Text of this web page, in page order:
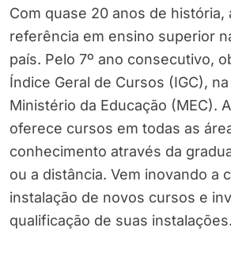
Com quase 20 anos de história,
referência em ensino superior
país. Pelo 7º ano consecutivo,
Índice Geral de Cursos (IGC),
Ministério da Educação (MEC).
oferece cursos em todas as
conhecimento através da
ou a distância. Vem inovando a
instalação de novos cursos e
qualificação de suas instalações.